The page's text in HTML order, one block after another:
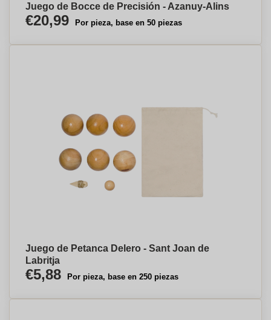
Juego de Bocce de Precisión - Azanuy-Alins
€20,99 Por pieza, base en 50 piezas
Juego de Petanca Delero - Sant Joan de
Labritja
€5,88 Por pieza, base en 250 piezas